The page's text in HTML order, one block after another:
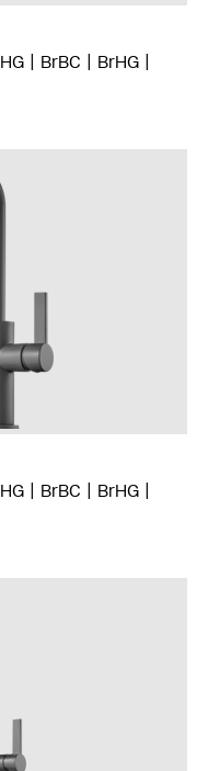
HG BrBC
BrHG
HG BrBC
BrHG